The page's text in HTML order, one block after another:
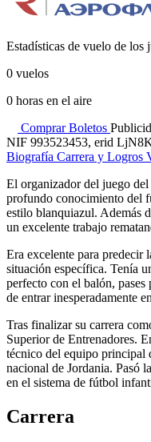
Estadísticas de vuelo de los
0 vuelos
0 horas en el aire
Comprar Boletos
NIF 993523453, erid
Biografía Carrera y Logros
El organizador del juego
profundo conocimiento del
estilo blanquiazul. Además
un excelente trabajo
Era excelente para predecir
situación específica. Tenía
perfecto con el balón, pases
de entrar inesperadamente
Tras finalizar su carrera
Superior de Entrenadores.
técnico del equipo
nacional de Jordania. Pasó
en el sistema de fútbol
Carrera